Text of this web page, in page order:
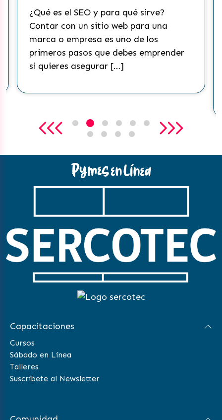
¿Qué es el SEO y para qué sirve?
Contar con un sitio web para una
marca o empresa es uno de los
primeros pasos que debes emprender
si quieres asegurar […]
Capacitaciones
Cursos
Sábado en Línea
Talleres
Suscríbete al Newsletter